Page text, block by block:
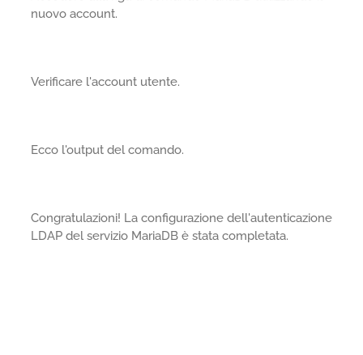
nuovo account.
Verificare l'account utente.
Ecco l'output del comando.
Congratulazioni! La configurazione dell'autenticazione
LDAP del servizio MariaDB è stata completata.